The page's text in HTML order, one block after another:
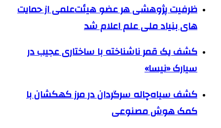
ظرفیت پژوهشی هر عضو هیئت‌علمی از حمایت
های بنیاد ملی علم اعلام شد
کشف یک قمر ناشناخته با ساختاری عجیب در
سیارک «نیسا»
کشف سیاه‌چاله سرگردان در مرز کهکشان با
کمک هوش مصنوعی